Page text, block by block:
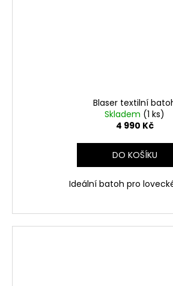
Blaser textilní
Skladem (1 ks)
4 990 Kč
DO KOŠÍKU
Ideální batoh pro